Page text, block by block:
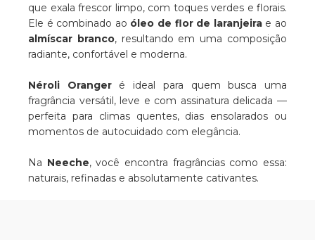
que exala frescor limpo, com toques verdes e florais.
Ele é combinado ao óleo de flor de laranjeirae ao
almíscar branco, resultando em uma composição
radiante, confortável e moderna.
Néroli Orangeré ideal para quem busca uma
fragrância versátil, leve e com assinatura delicada —
perfeita para climas quentes, dias ensolarados ou
momentos de autocuidado com elegância.
Na Neeche, você encontra fragrâncias como essa:
naturais, refinadas e absolutamente cativantes.